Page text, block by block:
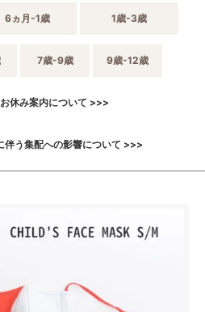
6ヵ月-1歳 1歳-3歳
7歳-9歳 9歳-12歳
休み案内について >>>
う集配への影響について >>>